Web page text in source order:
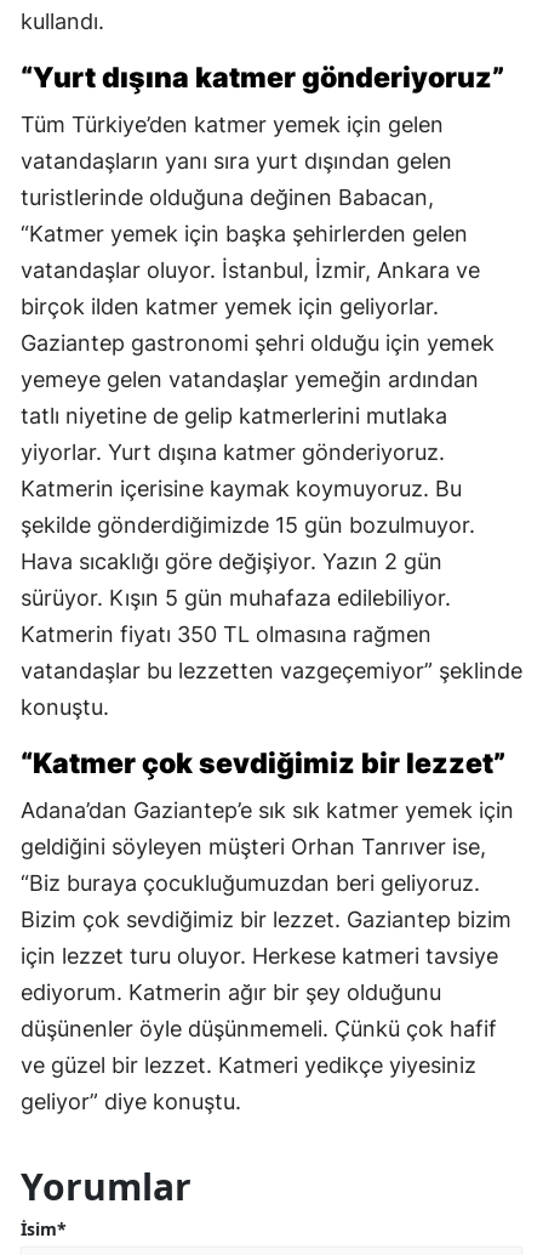
kullandı.
“Yurt dışına katmer gönderiyoruz”
Tüm Türkiye’den katmer yemek için gelen
vatandaşların yanı sıra yurt dışından gelen
turistlerinde olduğuna değinen Babacan,
“Katmer yemek için başka şehirlerden gelen
vatandaşlar oluyor. İstanbul, İzmir, Ankara ve
birçok ilden katmer yemek için geliyorlar.
Gaziantep gastronomi şehri olduğu için yemek
yemeye gelen vatandaşlar yemeğin ardından
tatlı niyetine de gelip katmerlerini mutlaka
yiyorlar. Yurt dışına katmer gönderiyoruz.
Katmerin içerisine kaymak koymuyoruz. Bu
şekilde gönderdiğimizde 15 gün bozulmuyor.
Hava sıcaklığı göre değişiyor. Yazın 2 gün
sürüyor. Kışın 5 gün muhafaza edilebiliyor.
Katmerin fiyatı 350 TL olmasına rağmen
vatandaşlar bu lezzetten vazgeçemiyor” şeklinde
konuştu.
“Katmer çok sevdiğimiz bir lezzet”
Adana’dan Gaziantep’e sık sık katmer yemek için
geldiğini söyleyen müşteri Orhan Tanrıver ise,
“Biz buraya çocukluğumuzdan beri geliyoruz.
Bizim çok sevdiğimiz bir lezzet. Gaziantep bizim
için lezzet turu oluyor. Herkese katmeri tavsiye
ediyorum. Katmerin ağır bir şey olduğunu
düşünenler öyle düşünmemeli. Çünkü çok hafif
ve güzel bir lezzet. Katmeri yedikçe yiyesiniz
geliyor” diye konuştu.
Yorumlar
İsim*